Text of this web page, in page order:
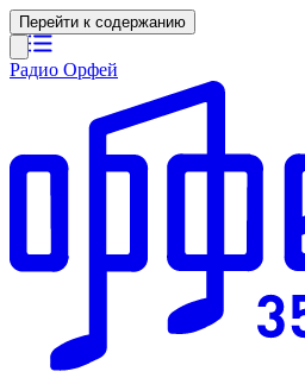
Перейти к содержанию
Радио Орфей